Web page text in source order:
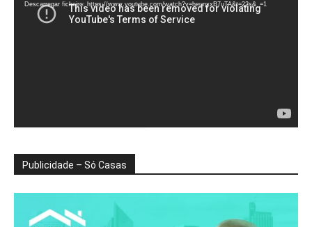
vídeo
Descarregar ficheiro: https://www.youtube.com/watch?v=heunxxB7uTA&t=22s&_=1
Publicidade – Só Casas